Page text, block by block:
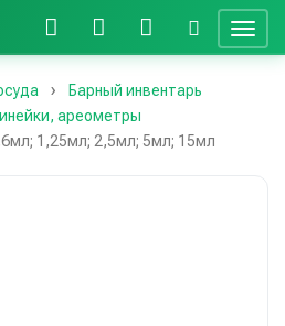
Барный инвентарь
ареометры
1,25мл; 2,5мл; 5мл; 15мл